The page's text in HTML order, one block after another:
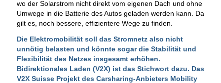
wo der Solarstrom nicht direkt vom eigenen Dach und ohne
Umwege in die Batterie des Autos geladen werden kann. Da
gilt es, noch bessere, effizientere Wege zu finden.
Die Elektromobilität soll das Stromnetz also nicht
unnötig belasten und könnte sogar die Stabilität und
Flexibilität des Netzes insgesamt erhöhen.
Bidirektionales Laden (V2X) ist das Stichwort dazu. Das
V2X Suisse Projekt des Carsharing-Anbieters Mobility